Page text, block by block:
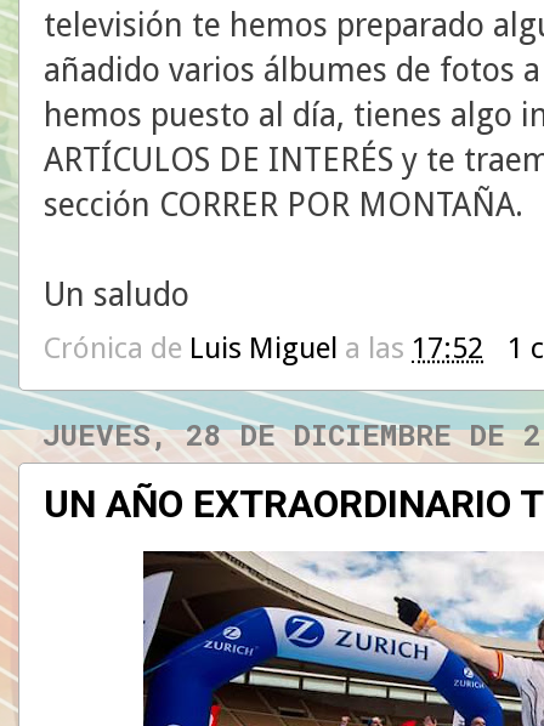
televisión te hemos preparado
añadido varios álbumes de fotos a
hemos puesto al día, tienes algo
ARTÍCULOS DE INTERÉS y te
sección CORRER POR MONTAÑA.
Un saludo
Crónica de Luis Miguel a las 17:52 1
JUEVES, 28 DE DICIEMBRE DE
UN AÑO EXTRAORDINARIO